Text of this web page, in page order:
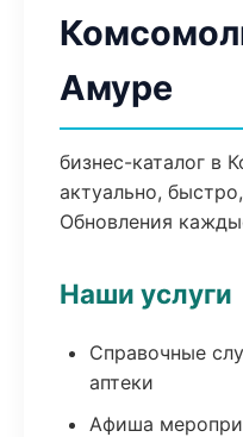
Амуре
бизнес-каталог в
актуально,
Обновления
Наши услуги
Справочные
аптеки
Афиша